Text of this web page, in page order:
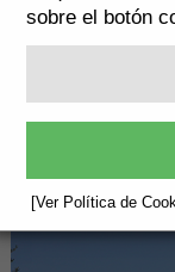
sobre el botón
[Ver Política de